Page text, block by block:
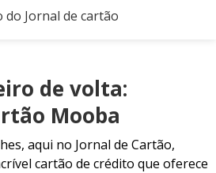
de volta:
Mooba
aqui no Jornal de Cartão,
cartão de crédito que oferece